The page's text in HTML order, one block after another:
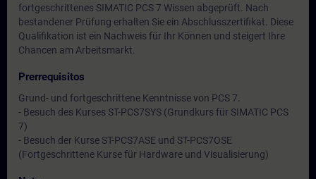
fortgeschrittenes SIMATIC PCS 7 Wissen abgeprüft. Nach
bestandener Prüfung erhalten Sie ein Abschlusszertifikat. Diese
Qualifikation ist ein Nachweis für Ihr Können und steigert Ihre
Chancen am Arbeitsmarkt.
Prerrequisitos
Grund- und fortgeschrittene Kenntnisse von PCS 7.
- Besuch des Kurses ST-PCS7SYS (Grundkurs für SIMATIC PCS
7)
- Besuch der Kurse ST-PCS7ASE und ST-PCS7OSE
(Fortgeschrittene Kurse für Hardware und Visualisierung)